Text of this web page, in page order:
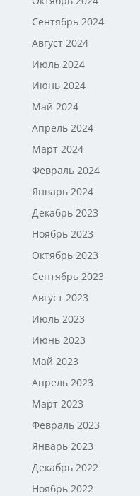
Сентябрь 2024
Август 2024
Июль 2024
Июнь 2024
Май 2024
Апрель 2024
Март 2024
Февраль 2024
Январь 2024
Декабрь 2023
Ноябрь 2023
Октябрь 2023
Сентябрь 2023
Август 2023
Июль 2023
Июнь 2023
Май 2023
Апрель 2023
Март 2023
Февраль 2023
Январь 2023
Декабрь 2022
Ноябрь 2022